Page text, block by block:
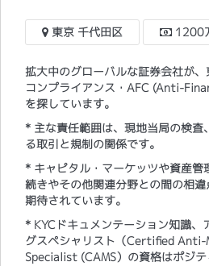
東京 千代田区 1200
拡大中のグローバルな証券会社が
コンプライアンス・AFC (Anti-
を探しています。
* 主な責任範囲は、現地当局の検査
る取引と規制の関係です。
* キャピタル・マーケッツや資産管
続きやその他関連分野との間の相
期待されています。
* KYCドキュメンテーション知識、
グスペシャリスト（Certified
Specialist (CAMS）の資格はポジテ